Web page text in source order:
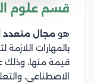
قسم علوم
هو مجال
بالمهارات
قيمة منها، وذلك
الاصطناعي،